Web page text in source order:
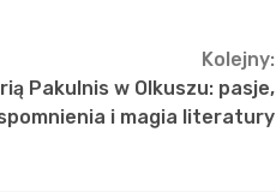
Kolejny:
Pakulnis w Olkuszu: pasje,
i magia literatury